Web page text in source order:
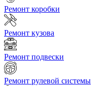
Ремонт коробки
Ремонт кузова
Ремонт подвески
Ремонт рулевой системы